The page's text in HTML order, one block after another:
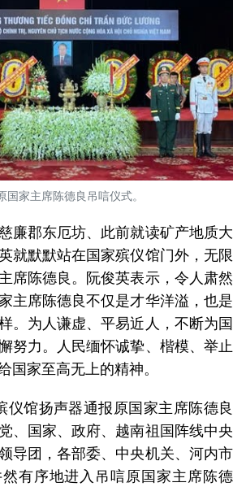
国家主席陈德良吊唁仪式。
廉郡东厄坊、此前就读矿产地质大
就默默站在国家殡仪馆门外，无限
席陈德良。阮俊英表示，令人肃然
主席陈德良不仅是才华洋溢，也是
。为人谦虚、平易近人，不断为国
努力。人民缅怀诚挚、楷模、举止
国家至高无上的精神。
仪馆扬声器通报原国家主席陈德良
、国家、政府、越南祖国阵线中央
导团，各部委、中央机关、河内市
有序地进入吊唁原国家主席陈德